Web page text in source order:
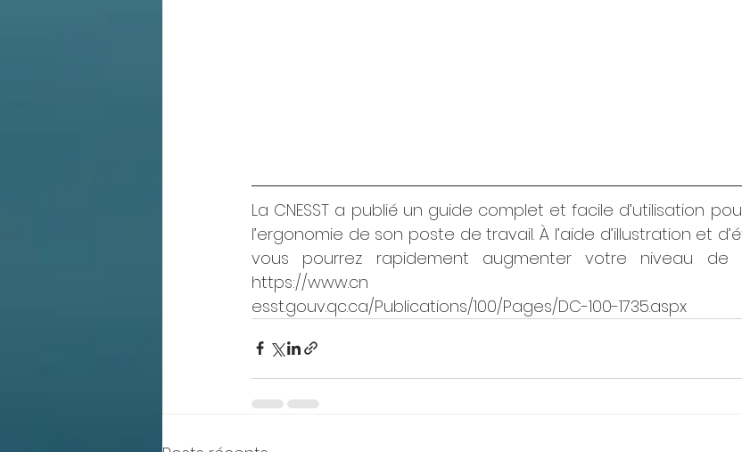
La CNESST a publié un guide complet et facile d’utilisation
l’ergonomie de son poste de travail. À l’aide d’illustration et
vous pourrez rapidement augmenter votre niveau
https://www.cn
esst.gouv.qc.ca/Publications/100/Pages/DC-100-1735.aspx